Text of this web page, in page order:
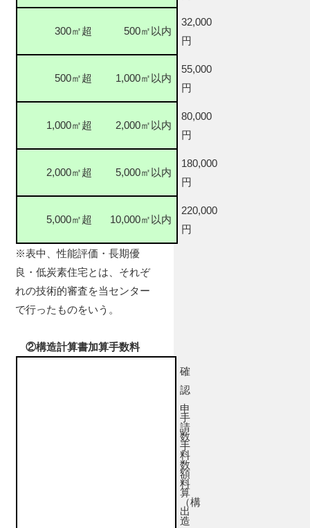
300㎡超 500㎡以内
32,000
円
500㎡超 1,000㎡以内
55,000
円
1,000㎡超 2,000㎡以内
80,000
円
2,000㎡超 5,000㎡以内
180,000
円
5,000㎡超 10,000㎡以内
220,000
円
※表中、性能評価・長期優
良・低炭素住宅とは、それぞ
れの技術的審査を当センター
で行ったものをいう。
②構造計算書加算手数料
確
認
申
請
手
数
料
（構
造
手
数
料
額
算
出